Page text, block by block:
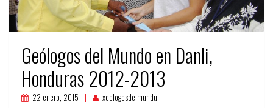
Geólogos del Mundo en Danli,
Honduras 2012-2013
22 enero, 2015 xeologosdelmundu